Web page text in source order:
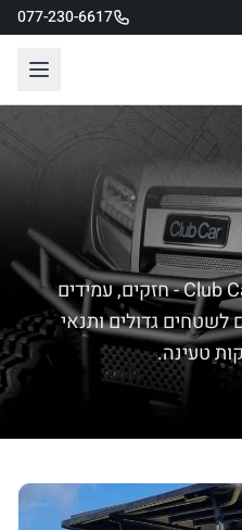
077-230-6617
רכבים תפעוליים בנזין מבית Club Car - חזקים, עמידים
גדולים ותנאי
טעינה.